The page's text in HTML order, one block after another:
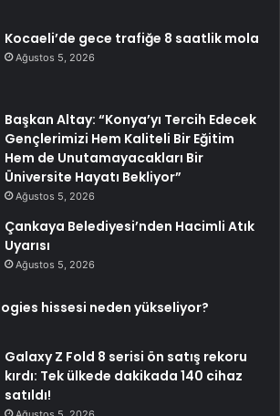
Kocaeli’de gece trafiğe 8 saatlik mola
Ağustos 5, 2026
Başkan Altay: “Konya’yı Tercih Edecek
Gençlerimizi Hem Kaliteli Bir Eğitim
Hem de Unutamayacakları Bir
Üniversite Hayatı Bekliyor”
Ağustos 5, 2026
Çankaya Belediyesi’nden Hacimli Atık
Uyarısı
Ağustos 5, 2026
hissesi neden yükseliyor?
Galaxy Z Fold 8 serisi ön satış rekoru
kırdı: Tek ülkede dakikada 140 cihaz
satıldı!